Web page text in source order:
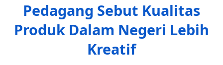
Pedagang Sebut Kualitas
Produk Dalam Negeri Lebih
Kreatif